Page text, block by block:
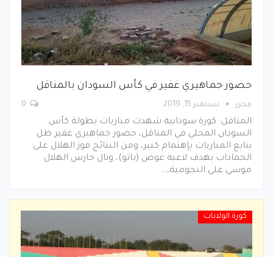
حضور جماهيري غفير في كأس السودان بالمناقل
محرر سبتمبر 15, 2019
المناقل: كورة سودانية شهدت مباريات بطولة كأس
السودان المحلي في المناقل، حضور جماهيري غفير ظل
يتابع المباريات بإهتمام كبير، ومن النتائج فوز الهلال على
الحماداب بهدف لاعبه عوض (باتو)، ونال حارس الهلال
موسى على النجومية،…
كورة الولايات